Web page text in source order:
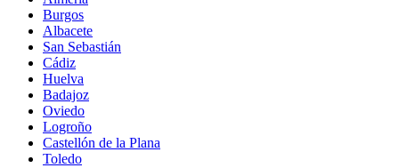
Burgos
Albacete
San Sebastián
Cádiz
Huelva
Badajoz
Oviedo
Logroño
Castellón de la Plana
Toledo